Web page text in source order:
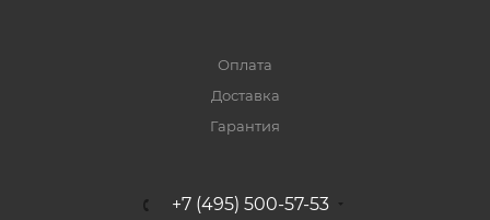
Оплата
Доставка
Гарантия
+7 (495) 500-57-53